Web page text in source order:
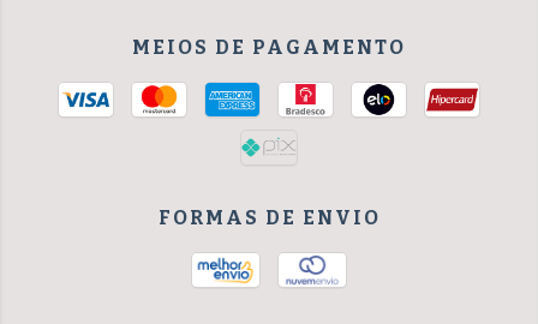
MEIOS DE PAGAMENTO
FORMAS DE ENVIO